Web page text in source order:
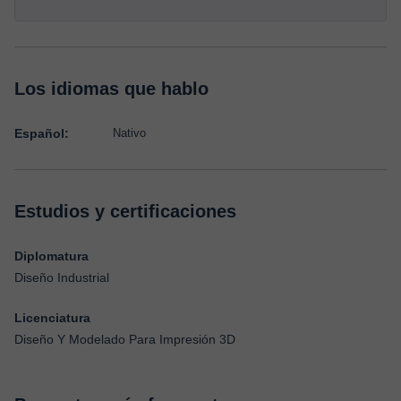
Los idiomas que hablo
Español: Nativo
Estudios y certificaciones
Diplomatura
Diseño Industrial
Licenciatura
Diseño Y Modelado Para Impresión 3D